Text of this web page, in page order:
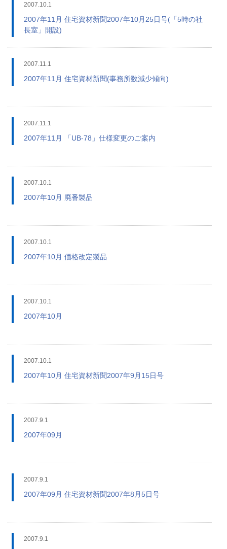
2007.10.1
2007年11月 住宅資材新聞2007年10月25日号(「5時の社
長室」開設)
2007.11.1
2007年11月 住宅資材新聞(事務所数減少傾向)
2007.11.1
2007年11月 「UB-78」仕様変更のご案内
2007.10.1
2007年10月 廃番製品
2007.10.1
2007年10月 価格改定製品
2007.10.1
2007年10月
2007.10.1
2007年10月 住宅資材新聞2007年9月15日号
2007.9.1
2007年09月
2007.9.1
2007年09月 住宅資材新聞2007年8月5日号
2007.9.1